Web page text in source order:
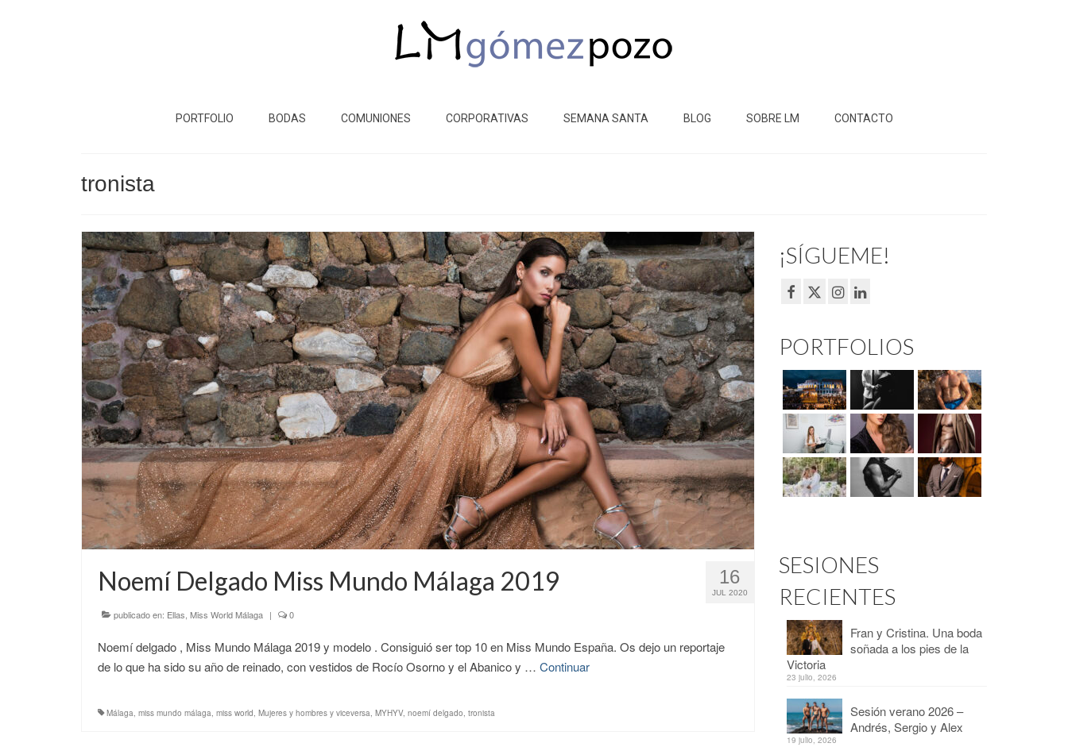
PORTFOLIO BODAS COMUNIONES CORPORATIVAS SEMANA SANTA BLOG SOBRE LM CONTACTO
tronista
16
JUL 2020
Noemí Delgado Miss Mundo Málaga 2019
publicado en: Ellas Miss World Málaga | 0
Noemí delgado , Miss Mundo Málaga 2019 y modelo . Consiguió ser top 10 en Miss Mundo España. Os dejo un reportaje
de lo que ha sido su año de reinado, con vestidos de Rocío Osorno y el Abanico y … Continuar
Málaga miss mundo málaga miss world Mujeres y hombres y viceversa MYHYV, noemí delgado tronista
¡SÍGUEME!
PORTFOLIOS
SESIONES
RECIENTES
Fran y Cristina. Una boda
soñada a los pies de la
Victoria
23 julio, 2026
Sesión verano 2026 –
Andrés, Sergio y Alex
19 julio, 2026